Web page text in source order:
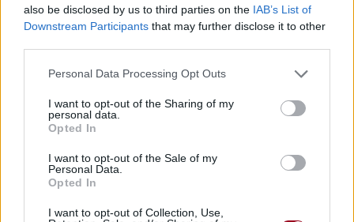
also be disclosed by us to third parties on the IAB’s List of
Downstream Participants that may further disclose it to other
Personal Data Processing Opt Outs
I want to opt-out of the Sharing of my
personal data.
Opted In
I want to opt-out of the Sale of my
Personal Data.
Opted In
I want to opt-out of Collection, Use,